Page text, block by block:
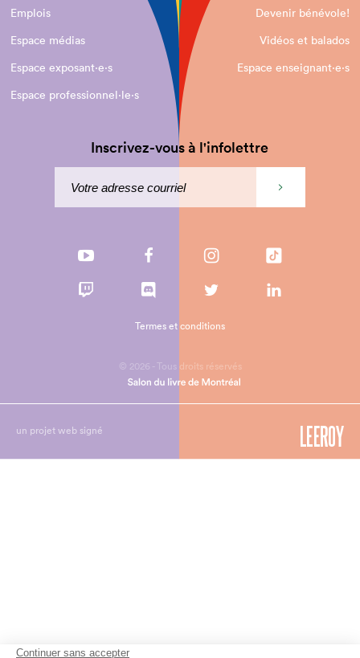
Emplois
Devenir bénévole!
Espace médias
Vidéos et balados
Espace exposant·e⋅s
Espace enseignant·e⋅s
Espace professionnel·le⋅s
Inscrivez-vous à l'infolettre
© 2026 - Tous droits réservés
Termes et conditions
un projet web signé